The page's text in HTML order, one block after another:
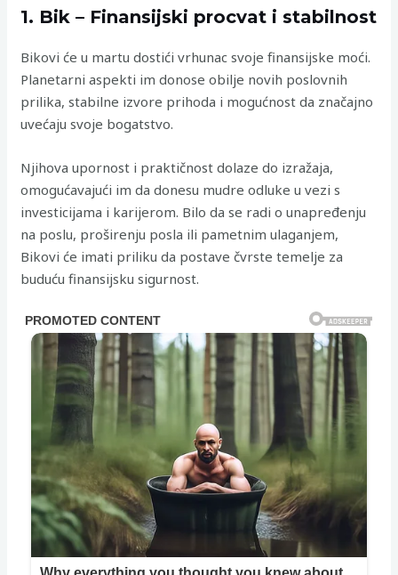
1. Bik – Finansijski procvat i stabilnost
Bikovi će u martu dostići vrhunac svoje finansijske moći.
Planetarni aspekti im donose obilje novih poslovnih
prilika, stabilne izvore prihoda i mogućnost da značajno
uvećaju svoje bogatstvo.
Njihova upornost i praktičnost dolaze do izražaja,
omogućavajući im da donesu mudre odluke u vezi s
investicijama i karijerom. Bilo da se radi o unapređenju
na poslu, proširenju posla ili pametnim ulaganjem,
Bikovi će imati priliku da postave čvrste temelje za
buduću finansijsku sigurnost.